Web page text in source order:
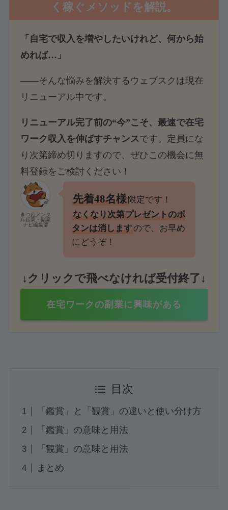
く稼ぐメソッド を解説。
「自宅で収入を増やしたいけれど、何から始
めれば…」
――そんな悩みを解決するウェブスクは現在
リニューアル中です。
リニューアル完了前の“今”こそ、最速で在宅
ワーク収入を伸ばすチャンスです。定員にな
り次第締め切りますので、ぜひこの機会に無
料登録をご検討ください！
きつねメンタ
ル起業・副業
ナビ編集部
先着48名様 限定です！
なくなり次第プレゼントのボ
タンは消しますので、お早め
にどうぞ！
↓クリックで飛べなければ受付終了↓
在宅ワークの副業に興味がある
目次
「鑑賞」と「観賞」の違いと使い分け方
「鑑賞」の意味と用法
「観賞」の意味と用法
まとめ